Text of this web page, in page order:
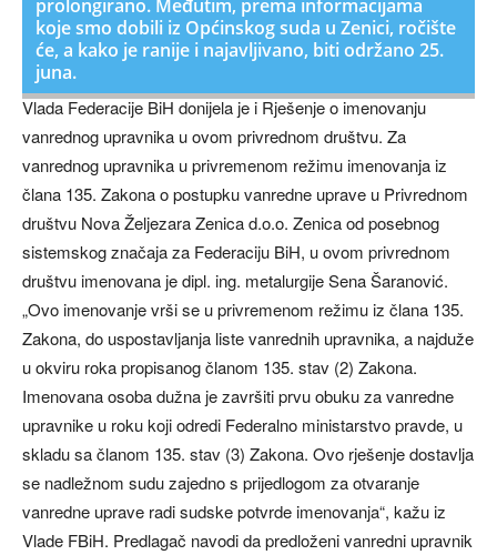
prolongirano. Međutim, prema informacijama
koje smo dobili iz Općinskog suda u Zenici, ročište
će, a kako je ranije i najavljivano, biti održano 25.
juna.
Vlada Federacije BiH donijela je i Rješenje o imenovanju
vanrednog upravnika u ovom privrednom društvu. Za
vanrednog upravnika u privremenom režimu imenovanja iz
člana 135. Zakona o postupku vanredne uprave u Privrednom
društvu Nova Željezara Zenica d.o.o. Zenica od posebnog
sistemskog značaja za Federaciju BiH, u ovom privrednom
društvu imenovana je dipl. ing. metalurgije Sena Šaranović.
„Ovo imenovanje vrši se u privremenom režimu iz člana 135.
Zakona, do uspostavljanja liste vanrednih upravnika, a najduže
u okviru roka propisanog članom 135. stav (2) Zakona.
Imenovana osoba dužna je završiti prvu obuku za vanredne
upravnike u roku koji odredi Federalno ministarstvo pravde, u
skladu sa članom 135. stav (3) Zakona. Ovo rješenje dostavlja
se nadležnom sudu zajedno s prijedlogom za otvaranje
vanredne uprave radi sudske potvrde imenovanja“, kažu iz
Vlade FBiH. Predlagač navodi da predloženi vanredni upravnik